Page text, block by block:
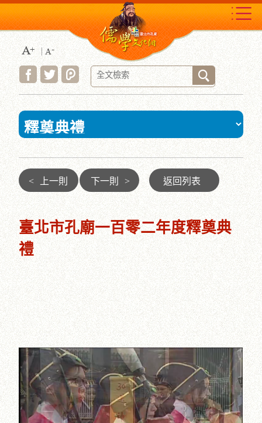
到
主
要
內
容
區
塊
:::
< 上一則 下一則 > 返回列表
臺北市孔廟一百零二年度釋奠典
禮